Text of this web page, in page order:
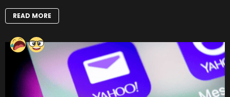
READ MORE